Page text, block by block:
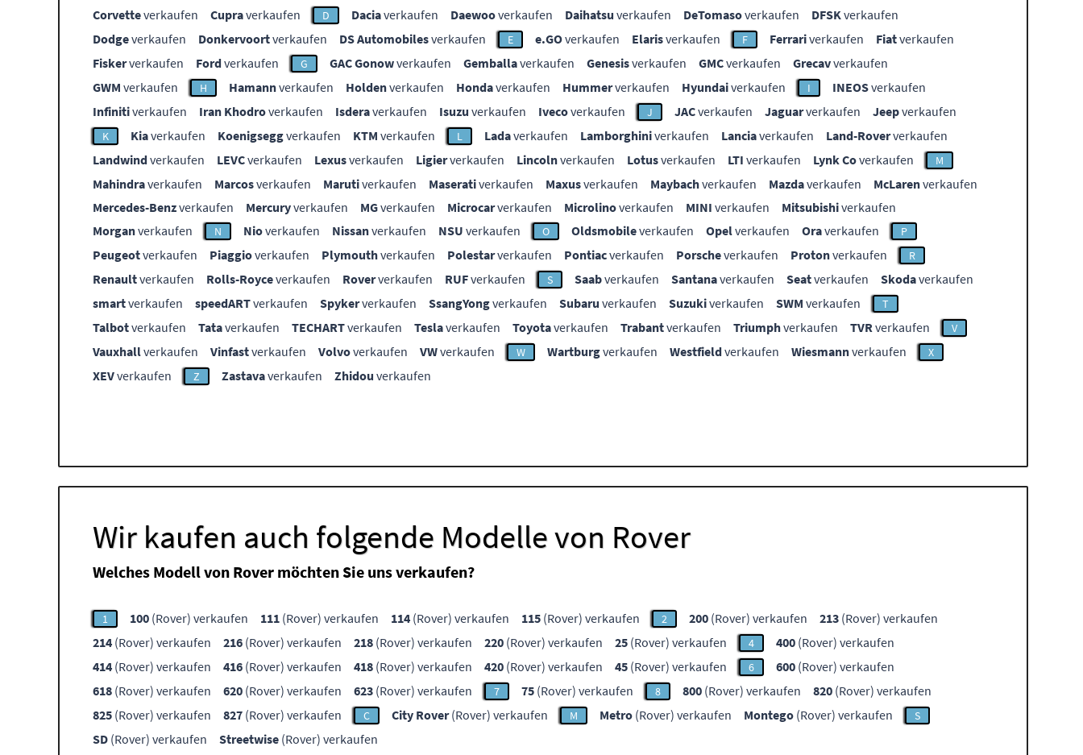
Corvetteverkaufen Cupraverkaufen D Daciaverkaufen Daewooverkaufen Daihatsu verkaufen DeTomasoverkaufen DFSKverkaufen
Dodgeverkaufen Donkervoortverkaufen DS Automobilesverkaufen E e.GOverkaufen Elarisverkaufen F Ferrariverkaufen Fiatverkaufen
Fiskerverkaufen Fordverkaufen G GAC Gonowverkaufen Gemballaverkaufen Genesisverkaufen GMCverkaufen Grecavverkaufen
GWM verkaufen H Hamannverkaufen Holdenverkaufen Hondaverkaufen Hummerverkaufen Hyundaiverkaufen I INEOSverkaufen
Infinitiverkaufen Iran Khodroverkaufen Isderaverkaufen Isuzu verkaufen Ivecoverkaufen J JACverkaufen Jaguarverkaufen Jeepverkaufen
K Kiaverkaufen Koenigseggverkaufen KTM verkaufen L Ladaverkaufen Lamborghiniverkaufen Lanciaverkaufen Land-Roververkaufen
Landwindverkaufen LEVCverkaufen Lexusverkaufen Ligierverkaufen Lincolnverkaufen Lotusverkaufen LTI verkaufen Lynk Coverkaufen M
Mahindraverkaufen Marcosverkaufen Marutiverkaufen Maserativerkaufen Maxusverkaufen Maybachverkaufen Mazdaverkaufen McLarenverkaufen
Mercedes-Benzverkaufen Mercuryverkaufen MGverkaufen Microcarverkaufen Microlinoverkaufen MINI verkaufen Mitsubishiverkaufen
Morganverkaufen N Nioverkaufen Nissanverkaufen NSU verkaufen O Oldsmobileverkaufen Opelverkaufen Oraverkaufen P
Peugeotverkaufen Piaggioverkaufen Plymouthverkaufen Polestarverkaufen Pontiacverkaufen Porscheverkaufen Protonverkaufen R
Renaultverkaufen Rolls-Royceverkaufen Roververkaufen RUFverkaufen S Saabverkaufen Santanaverkaufen Seatverkaufen Skodaverkaufen
smartverkaufen speedARTverkaufen Spykerverkaufen SsangYongverkaufen Subaru verkaufen Suzukiverkaufen SWM verkaufen T
Talbotverkaufen Tataverkaufen TECHARTverkaufen Teslaverkaufen Toyotaverkaufen Trabantverkaufen Triumphverkaufen TVRverkaufen V
Vauxhallverkaufen Vinfastverkaufen Volvoverkaufen VWverkaufen W Wartburgverkaufen Westfieldverkaufen Wiesmannverkaufen X
XEVverkaufen Z Zastavaverkaufen Zhidou verkaufen
Wir kaufen auch folgende Modelle von Rover
Welches Modell von Rover möchten Sie uns verkaufen?
1 100 (Rover) verkaufen 111 (Rover) verkaufen 114 (Rover) verkaufen 115 (Rover) verkaufen 2 200 (Rover) verkaufen 213 (Rover) verkaufen
214 (Rover) verkaufen 216 (Rover) verkaufen 218 (Rover) verkaufen 220 (Rover) verkaufen 25 (Rover) verkaufen 4 400 (Rover) verkaufen
414 (Rover) verkaufen 416 (Rover) verkaufen 418 (Rover) verkaufen 420 (Rover) verkaufen 45 (Rover) verkaufen 6 600 (Rover) verkaufen
618 (Rover) verkaufen 620 (Rover) verkaufen 623 (Rover) verkaufen 7 75 (Rover) verkaufen 8 800 (Rover) verkaufen 820 (Rover) verkaufen
825 (Rover) verkaufen 827 (Rover) verkaufen C City Rover(Rover) verkaufen M Metro (Rover) verkaufen Montego (Rover) verkaufen S
SD (Rover) verkaufen Streetwise (Rover) verkaufen